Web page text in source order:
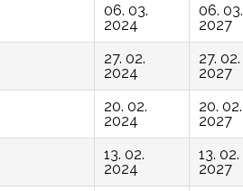
06. 03.
2024
06. 03.
2027
27. 02.
2024
27. 02.
2027
20. 02.
2024
20. 02.
2027
13. 02.
2024
13. 02.
2027